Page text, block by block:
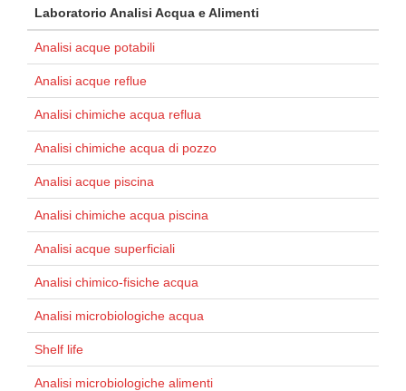
Laboratorio Analisi Acqua e Alimenti
Analisi acque potabili
Analisi acque reflue
Analisi chimiche acqua reflua
Analisi chimiche acqua di pozzo
Analisi acque piscina
Analisi chimiche acqua piscina
Analisi acque superficiali
Analisi chimico-fisiche acqua
Analisi microbiologiche acqua
Shelf life
Analisi microbiologiche alimenti